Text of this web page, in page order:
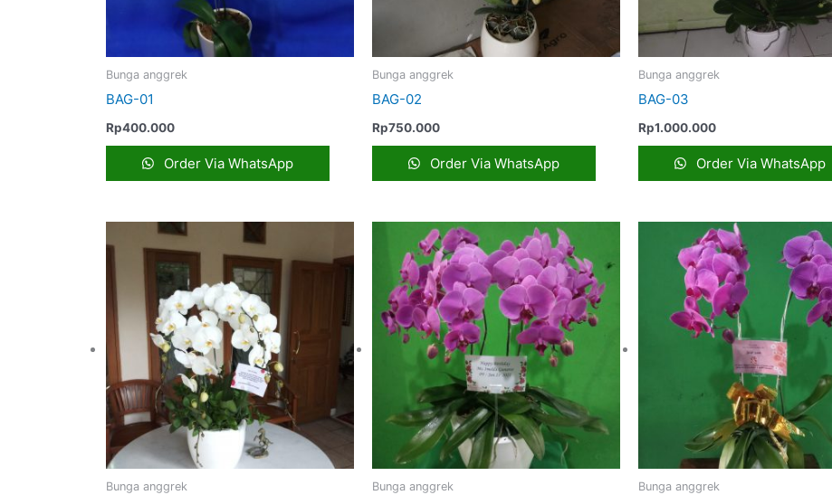
Bunga anggrek
BAG-01
Rp400.000
Order Via WhatsApp
Bunga anggrek
BAG-02
Rp750.000
Order Via WhatsApp
Bunga anggrek
BAG-03
Rp1.000.000
Order Via WhatsApp
Bunga anggrek Bunga anggrek Bunga anggrek